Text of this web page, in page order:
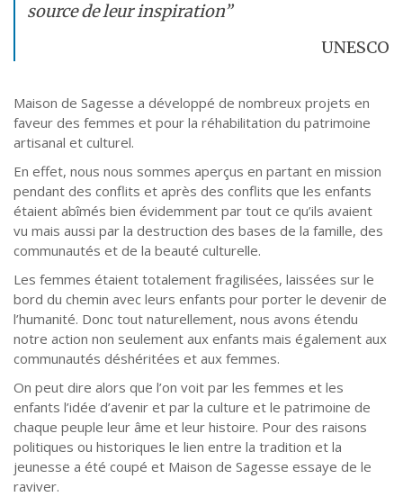
source de leur inspiration”
UNESCO
Maison de Sagesse a développé de nombreux projets en
faveur des femmes et pour la réhabilitation du patrimoine
artisanal et culturel.
En effet, nous nous sommes aperçus en partant en mission
pendant des conflits et après des conflits que les enfants
étaient abîmés bien évidemment par tout ce qu’ils avaient
vu mais aussi par la destruction des bases de la famille, des
communautés et de la beauté culturelle.
Les femmes étaient totalement fragilisées, laissées sur le
bord du chemin avec leurs enfants pour porter le devenir de
l’humanité. Donc tout naturellement, nous avons étendu
notre action non seulement aux enfants mais également aux
communautés déshéritées et aux femmes.
On peut dire alors que l’on voit par les femmes et les
enfants l’idée d’avenir et par la culture et le patrimoine de
chaque peuple leur âme et leur histoire. Pour des raisons
politiques ou historiques le lien entre la tradition et la
jeunesse a été coupé et Maison de Sagesse essaye de le
raviver.